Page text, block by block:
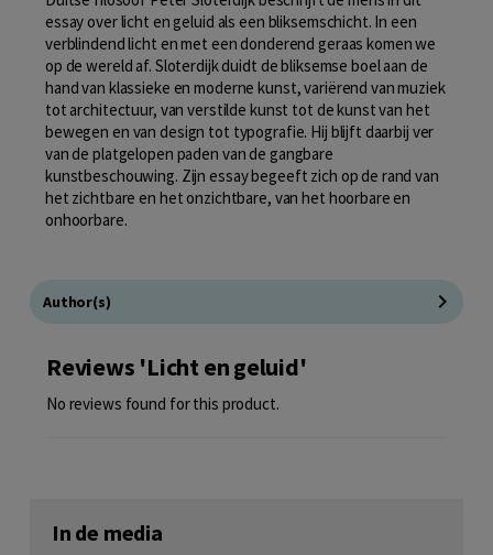
essay over licht en geluid als een bliksemschicht. In een
verblindend licht en met een donderend geraas komen we
op de wereld af. Sloterdijk duidt de bliksemse boel aan de
hand van klassieke en moderne kunst, variërend van muziek
tot architectuur, van verstilde kunst tot de kunst van het
bewegen en van design tot typografie. Hij blijft daarbij ver
van de platgelopen paden van de gangbare
kunstbeschouwing. Zijn essay begeeft zich op de rand van
het zichtbare en het onzichtbare, van het hoorbare en
onhoorbare.
Author(s)
Reviews 'Licht en geluid'
No reviews found for this product.
In de media